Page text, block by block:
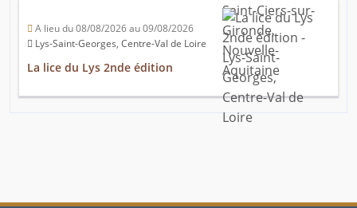
A lieu du 08/08/2026 au 09/08/2026
Lys-Saint-Georges, Centre-Val de Loire
La lice du Lys 2nde édition